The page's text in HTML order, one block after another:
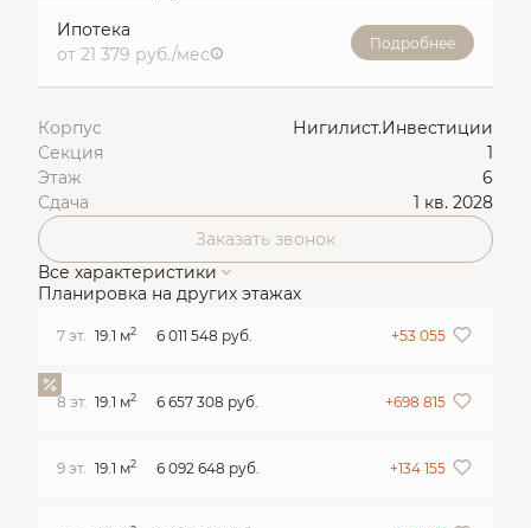
Ипотека
от 21 379 руб./мес
Подробнее
Корпус
Нигилист.Инвестиции
Секция
1
Этаж
6
Сдача
1 кв. 2028
Заказать звонок
Все характеристики
Планировка на других этажах
7 эт. 19.1 м2 6 011 548 руб. +53 055
8 эт. 19.1 м2 6 657 308 руб. +698 815
9 эт. 19.1 м2 6 092 648 руб. +134 155